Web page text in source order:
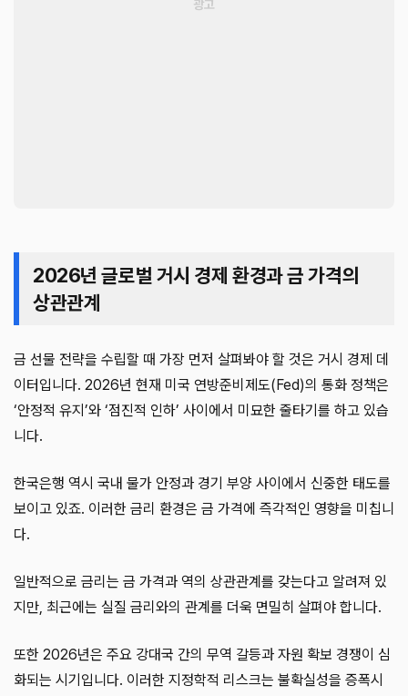
2026년 글로벌 거시 경제 환경과 금 가격의
상관관계
금 선물 전략을 수립할 때 가장 먼저 살펴봐야 할 것은 거시 경제 데
이터입니다. 2026년 현재 미국 연방준비제도(Fed)의 통화 정책은
‘안정적 유지’와 ‘점진적 인하’ 사이에서 미묘한 줄타기를 하고 있습
니다.
한국은행 역시 국내 물가 안정과 경기 부양 사이에서 신중한 태도를
보이고 있죠. 이러한 금리 환경은 금 가격에 즉각적인 영향을 미칩니
다.
일반적으로 금리는 금 가격과 역의 상관관계를 갖는다고 알려져 있
지만, 최근에는 실질 금리와의 관계를 더욱 면밀히 살펴야 합니다.
또한 2026년은 주요 강대국 간의 무역 갈등과 자원 확보 경쟁이 심
화되는 시기입니다. 이러한 지정학적 리스크는 불확실성을 증폭시